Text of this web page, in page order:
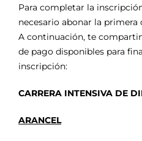
Para completar la
necesario abonar la primera
A continuación, te
de pago disponibles para
inscripción:
CARRERA INTENSIVA DE
ARANCEL